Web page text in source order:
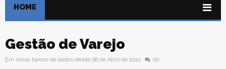
HOME
Gestão de Varejo
Em nosso banco de dados desde 08 de Abril de 2010 00